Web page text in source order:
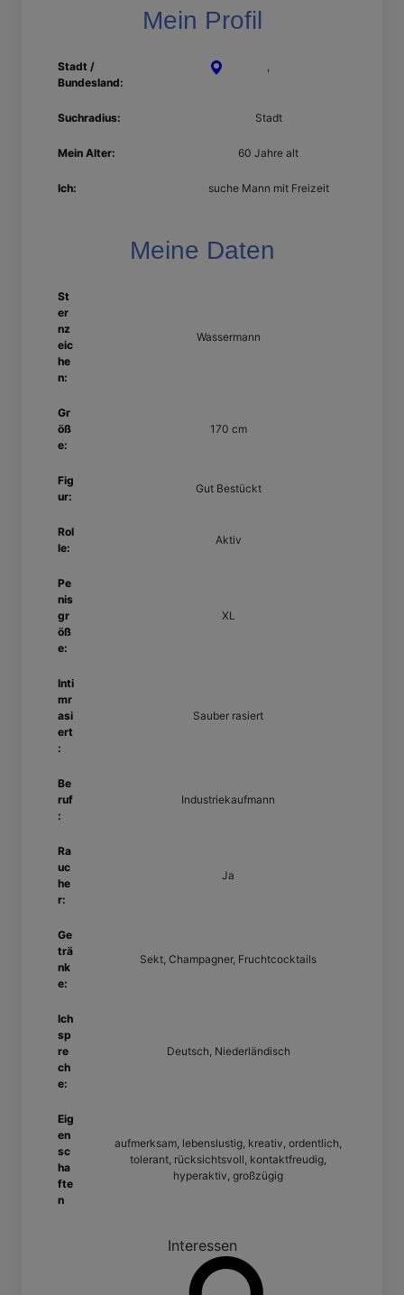
Mein Profil
Stadt /
Bundesland:
,
Suchradius: Stadt
Mein Alter: 60 Jahre alt
Ich: suche Mann mit Freizeit
Meine Daten
St
er
nz
eic
he
n:
Wassermann
Gr
öß
e:
170 cm
Fig
ur:
Gut Bestückt
Rol
le:
Aktiv
Pe
nis
gr
öß
e:
XL
Inti
mr
asi
ert
:
Sauber rasiert
Be
ruf
:
Industriekaufmann
Ra
uc
he
r:
Ja
Ge
trä
nk
e:
Sekt, Champagner, Fruchtcocktails
Ich
sp
re
ch
e:
Deutsch, Niederländisch
Eig
en
sc
ha
fte
n
aufmerksam, lebenslustig, kreativ, ordentlich,
tolerant, rücksichtsvoll, kontaktfreudig,
hyperaktiv, großzügig
Interessen